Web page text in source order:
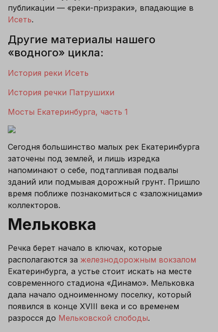
публикации — «реки-призраки», впадающие в
Исеть.
Другие материалы нашего
«водного» цикла:
История реки Исеть
История речки Патрушихи
Мосты Екатеринбурга, часть 1
Сегодня большинство малых рек Екатеринбурга
заточены под землей, и лишь изредка
напоминают о себе, подтапливая подвалы
зданий или подмывая дорожный грунт. Пришло
время поближе познакомиться с «заложницами»
коллекторов.
Мельковка
Речка берет начало в ключах, которые
располагаются за железнодорожным вокзалом
Екатеринбурга, а устье стоит искать на месте
современного стадиона «Динамо». Мельковка
дала начало одноименному поселку, который
появился в конце XVIII века и со временем
разросся до Мельковской слободы.